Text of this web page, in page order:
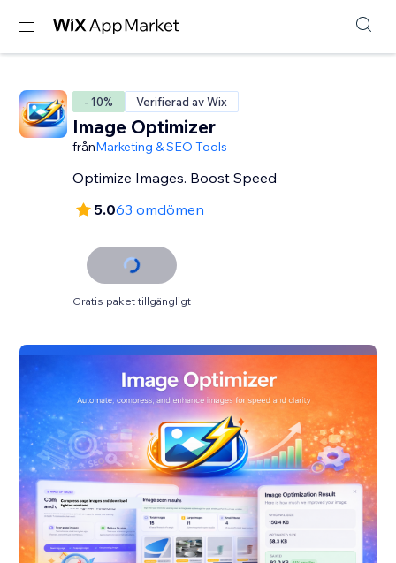
- 10% Verifierad av Wix
Image Optimizer
frånMarketing & SEO Tools
Optimize Images. Boost Speed
5.063 omdömen
Gratis paket tillgängligt